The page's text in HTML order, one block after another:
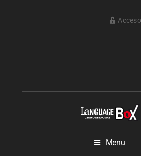
Acceso
Menu